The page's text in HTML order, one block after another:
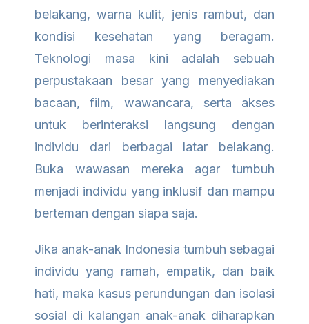
belakang, warna kulit, jenis rambut, dan
kondisi kesehatan yang beragam.
Teknologi masa kini adalah sebuah
perpustakaan besar yang menyediakan
bacaan, film, wawancara, serta akses
untuk berinteraksi langsung dengan
individu dari berbagai latar belakang.
Buka wawasan mereka agar tumbuh
menjadi individu yang inklusif dan mampu
berteman dengan siapa saja.
Jika anak-anak Indonesia tumbuh sebagai
individu yang ramah, empatik, dan baik
hati, maka kasus perundungan dan isolasi
sosial di kalangan anak-anak diharapkan